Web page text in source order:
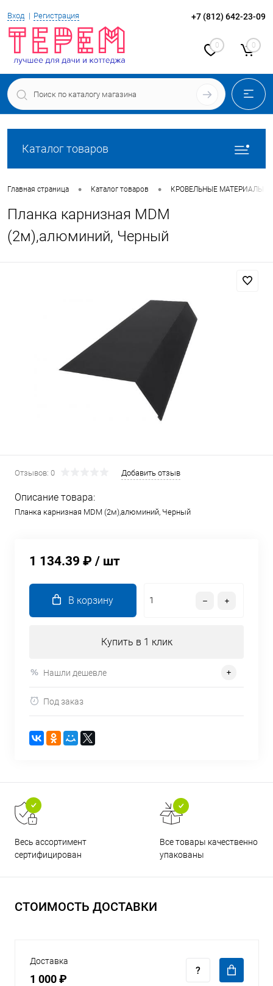
Вход Регистрация +7 (812) 642-23-09
0 0
Каталог товаров
Главная страница • Каталог товаров • КРОВЕЛЬНЫЕ МАТЕРИАЛЫ
Планка карнизная MDM
(2м),алюминий, Черный
Отзывов: 0 Добавить отзыв
Описание товара:
Планка карнизная MDM (2м),алюминий, Черный
1 134.39 ₽ / шт
В корзину
Купить в 1 клик
Нашли дешевле
Под заказ
Весь ассортимент
сертифицирован
Все товары качественно
упакованы
СТОИМОСТЬ ДОСТАВКИ
Доставка
1 000 ₽